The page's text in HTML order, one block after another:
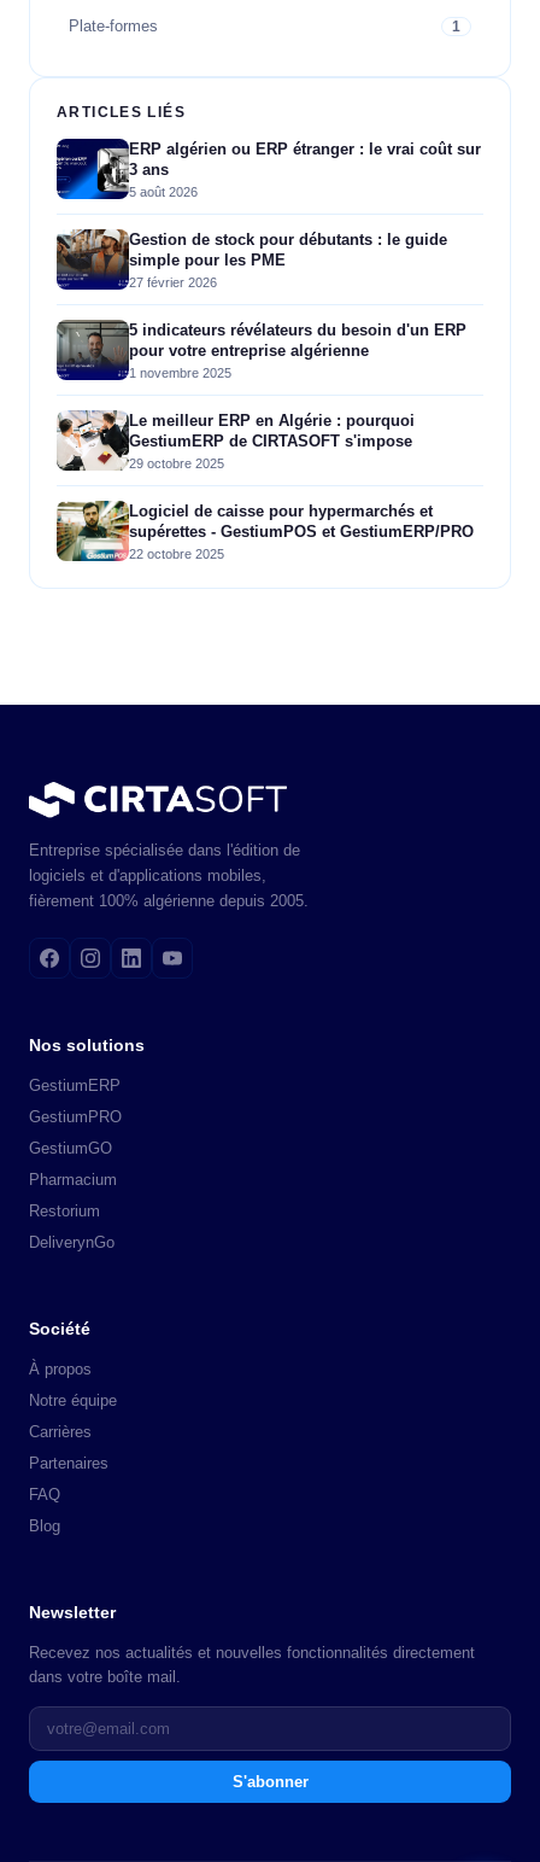
Plate-formes 1
ARTICLES LIÉS
ERP algérien ou ERP étranger : le vrai coût sur
3 ans
5 août 2026
Gestion de stock pour débutants : le guide
simple pour les PME
27 février 2026
5 indicateurs révélateurs du besoin d'un ERP
pour votre entreprise algérienne
1 novembre 2025
Le meilleur ERP en Algérie : pourquoi
GestiumERP de CIRTASOFT s'impose
29 octobre 2025
Logiciel de caisse pour hypermarchés et
supérettes - GestiumPOS et GestiumERP/PRO
22 octobre 2025
Entreprise spécialisée dans l'édition de
logiciels et d'applications mobiles,
fièrement 100% algérienne depuis 2005.
Nos solutions
GestiumERP
GestiumPRO
GestiumGO
Pharmacium
Restorium
DeliverynGo
Société
À propos
Notre équipe
Carrières
Partenaires
FAQ
Blog
Newsletter
Recevez nos actualités et nouvelles fonctionnalités directement
dans votre boîte mail.
S'abonner